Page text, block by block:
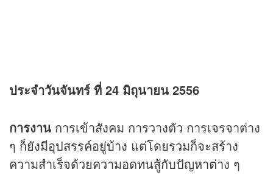
ประจำวันจันทร์ ที่ 24 มิถุนายน 2556
การงาน การเข้าสังคม การวางตัว การเจรจาต่าง
ๆ ก็ยังมีอุปสรรค์อยู่บ้าง แต่โดยรวมก็จะสร้าง
ความสำเร็จด้วยความอดทนสู้กับปัญหาต่าง ๆ